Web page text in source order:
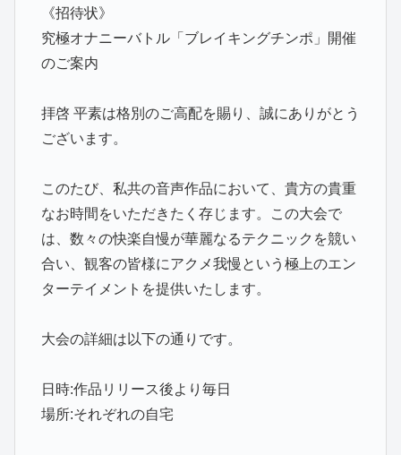
《招待状》
究極オナニーバトル「ブレイキングチンポ」開催
のご案内
拝啓 平素は格別のご高配を賜り、誠にありがとう
ございます。
このたび、私共の音声作品において、貴方の貴重
なお時間をいただきたく存じます。この大会で
は、数々の快楽自慢が華麗なるテクニックを競い
合い、観客の皆様にアクメ我慢という極上のエン
ターテイメントを提供いたします。
大会の詳細は以下の通りです。
日時:作品リリース後より毎日
場所:それぞれの自宅